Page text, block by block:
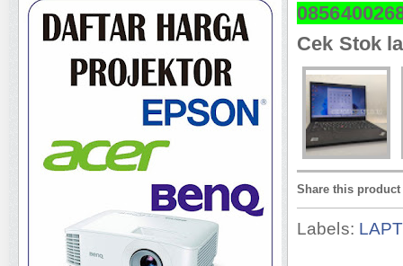
Cek Stok
Share this product
Labels: